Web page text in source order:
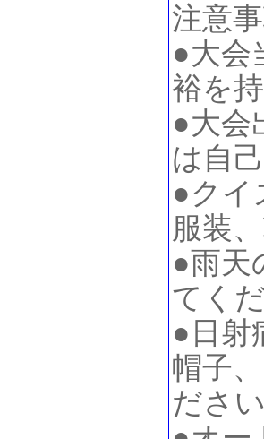
注意
●大会
裕を
●大会
は自
●クイ
服装
●雨天
てく
●日射
帽子
ださい